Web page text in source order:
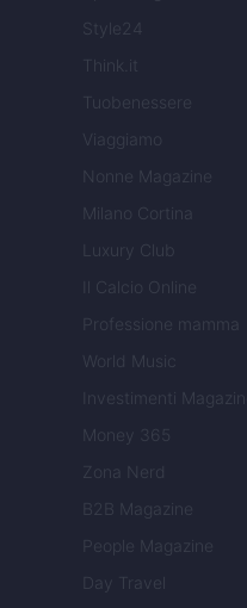
Style24
Think.it
Tuobenessere
Viaggiamo
Nonne Magazine
Milano Cortina
Luxury Club
Il Calcio Online
Professione mamma
World Music
Investimenti Magazine
Money 365
Zona Nerd
B2B Magazine
People Magazine
Day Travel